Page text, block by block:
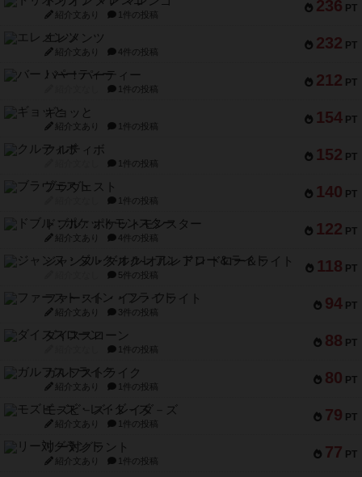
236 PT
紹介文あり 1件の投稿
232 PT
エレメンツ
紹介文あり 4件の投稿
212 PT
バー！パーティー
1件の投稿
154 PT
ギョッと
紹介文あり 1件の投稿
152 PT
クルティボ
1件の投稿
140 PT
ブラヴェスト
1件の投稿
122 PT
ドブル：ポケットモンスター
紹介文あり 4件の投稿
118 PT
ジャンヌ・ダルク-オルレアン ドロー＆ライト
5件の投稿
94 PT
ファースト・イン・フライト
紹介文あり 3件の投稿
88 PT
ダイススローン
1件の投稿
80 PT
ガルフストライク
紹介文あり 1件の投稿
79 PT
モズビ－ズ・レイダ－ズ
紹介文あり 1件の投稿
77 PT
リー対グラント
紹介文あり 1件の投稿